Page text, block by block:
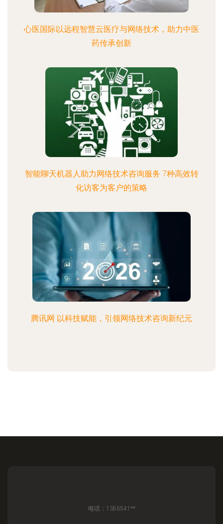
心医国际以远程智慧云医疗与网络技术，助力中医
药传承创新
智能聊天机器人助力网络技术咨询服务 7种高效转
化访客为客户的策略
腾讯网 以科技赋能，引领网络技术咨询新纪元
电话：1386541**